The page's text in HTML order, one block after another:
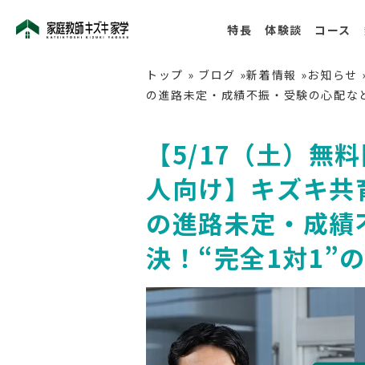
特長 体験談 コース
トップ » ブログ »新着情報 »お知らせ
の進路未定・成績不振・受験の心配
【5/17（土）無
人向け】キズキ
の進路未定・成
決！“完全1対1”